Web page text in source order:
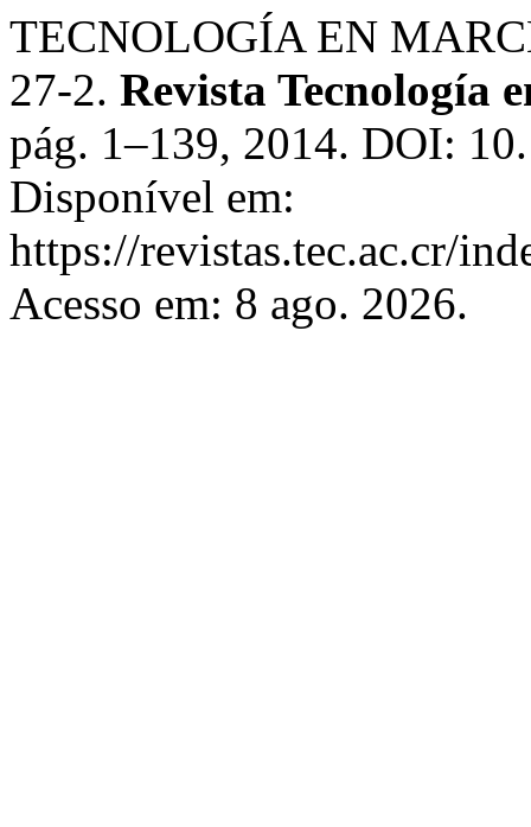
TECNOLOGÍA EN
27-2. Revista Tecnología
pág. 1–139, 2014. DOI:
Disponível em:
https://revistas.tec.ac.cr/
Acesso em: 8 ago. 2026.